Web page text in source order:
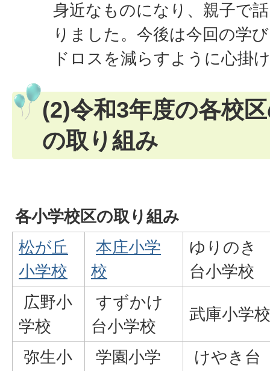
身近なものになり、親子で
りました。今後は今回の学
ドロスを減らすように心掛
(2)令和3年度の各校
の取り組み
各小学校区の取り組み
松が丘
小学校
本庄小学
校
ゆりのき
台小学校
広野小
学校
すずかけ
台小学校
武庫小学校
弥生小
学園小学
けやき台